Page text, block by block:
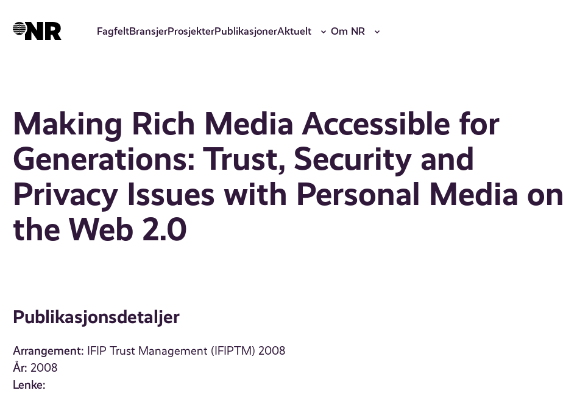
hovedinnhold
FagfeltBransjerProsjekterPublikasjonerAktuelt Om NR
Making Rich Media Accessible for
Generations: Trust, Security and
Privacy Issues with Personal Media on
the Web 2.0
Publikasjonsdetaljer
Arrangement: IFIP Trust Management (IFIPTM) 2008
År: 2008
Lenke: